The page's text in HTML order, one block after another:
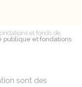
et fonds de
publique et fondations
sont des